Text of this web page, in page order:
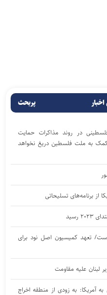
پربحث
در روند مذاکرات حمایت
کمک به ملت فلسطین دریغ نخواهد
از برنامه‌های تسلیحاتی
رسید
تعهد کمیسیون اصل نود برای
لبنان علیه مقاومت
آمریکا: به زودی از منطقه اخراج